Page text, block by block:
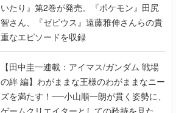
いたり』第2巻が発売。『ポケモン』田尻
智さん、『ゼビウス』遠藤雅伸さんらの貴
重なエピソードを収録
【田中圭一連載：アイマス/ガンダム 戦場
の絆 編】わがままな王様のわがままなニー
ズを満たす！──小山順一朗が貫く姿勢に、